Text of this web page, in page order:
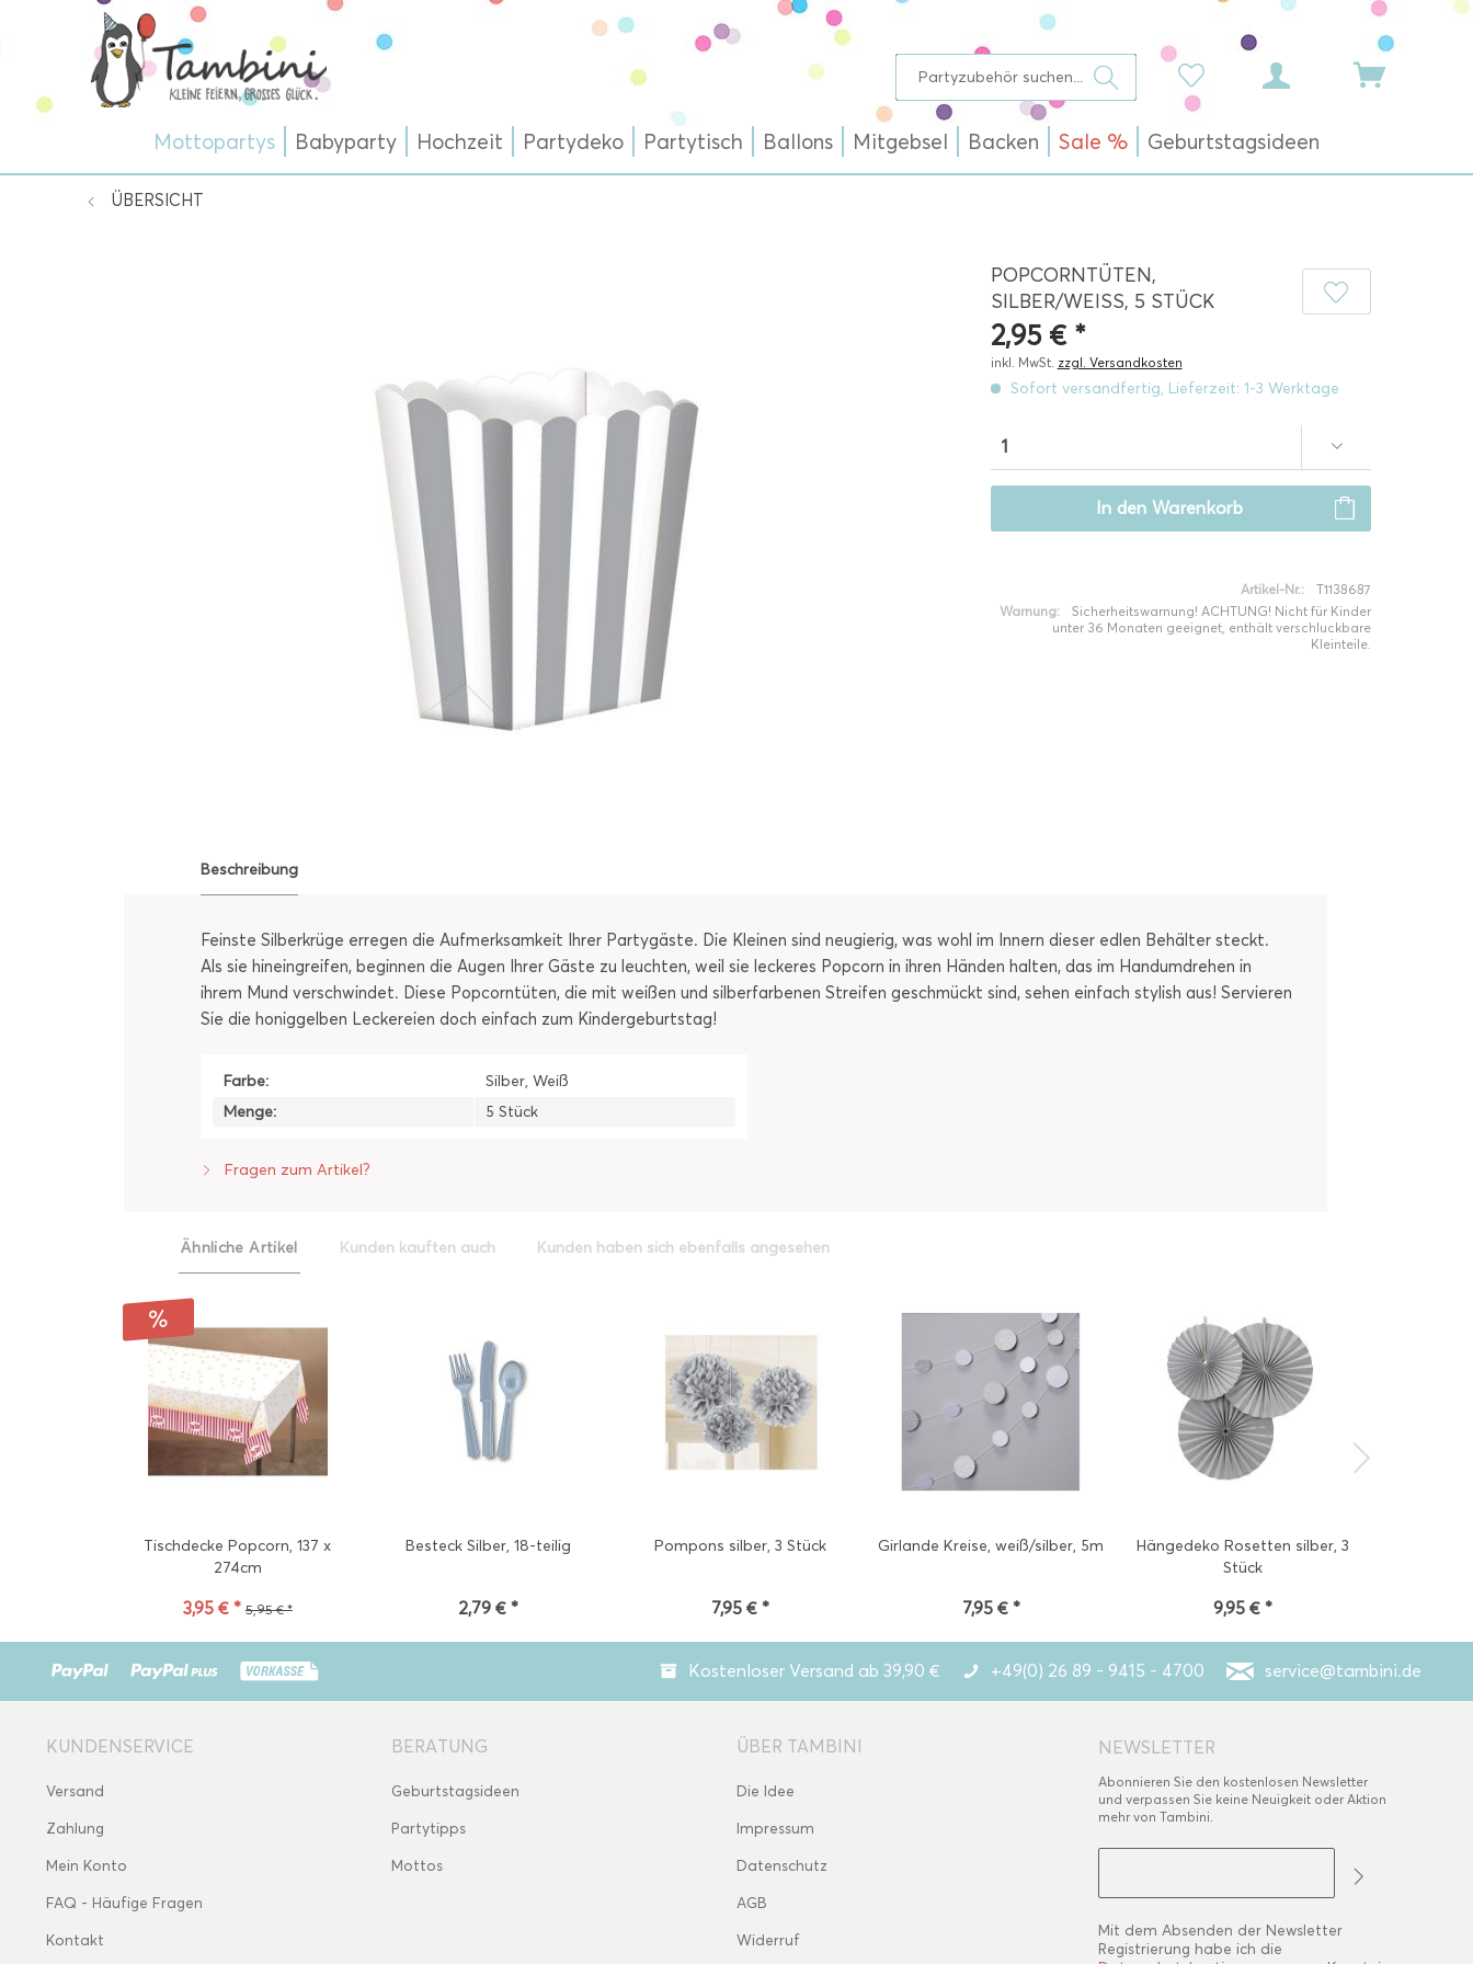
Mottopartys Babyparty Hochzeit Partydeko Partytisch Ballons Mitgebsel Backen Sale % Geburtstagsideen
ÜBERSICHT
POPCORNTÜTEN,
SILBER/WEISS, 5 STÜCK
2,95 € *
inkl. MwSt. zzgl. Versandkosten
Sofort versandfertig, Lieferzeit: 1-3 Werktage
In den Warenkorb
Artikel-Nr.:
T1138687
Warnung:
Sicherheitswarnung! ACHTUNG! Nicht für Kinder
unter 36 Monaten geeignet, enthält verschluckbare
Kleinteile.
Beschreibung
Feinste Silberkrüge erregen die Aufmerksamkeit Ihrer Partygäste. Die Kleinen sind neugierig, was wohl im Innern dieser edlen Behälter steckt.
Als sie hineingreifen, beginnen die Augen Ihrer Gäste zu leuchten, weil sie leckeres Popcorn in ihren Händen halten, das im Handumdrehen in
ihrem Mund verschwindet. Diese Popcorntüten, die mit weißen und silberfarbenen Streifen geschmückt sind, sehen einfach stylish aus! Servieren
Sie die honiggelben Leckereien doch einfach zum Kindergeburtstag!
Farbe:
Silber, Weiß
Menge:
5 Stück
Fragen zum Artikel?
Ähnliche Artikel Kunden kauften auch Kunden haben sich ebenfalls angesehen
Tischdecke Popcorn, 137 x
274cm
3,95 € * 5,95 € *
Besteck Silber, 18-teilig
2,79 € *
Pompons silber, 3 Stück
7,95 € *
Girlande Kreise, weiß/silber, 5m
7,95 € *
Hängedeko Rosetten silber, 3
Stück
9,95 € *
Kostenloser Versand ab 39,90 € +49(0) 26 89 - 9415 - 4700 service@tambini.de
KUNDENSERVICE
Versand
Zahlung
Mein Konto
FAQ - Häufige Fragen
Kontakt
BERATUNG
Geburtstagsideen
Partytipps
Mottos
ÜBER TAMBINI
Die Idee
Impressum
Datenschutz
AGB
Widerruf
NEWSLETTER
Abonnieren Sie den kostenlosen Newsletter
und verpassen Sie keine Neuigkeit oder Aktion
mehr von Tambini.
Mit dem Absenden der Newsletter
Registrierung habe ich die